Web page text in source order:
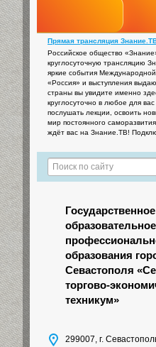
Прямая трансляция
Российское общество
круглосуточную трансляцию
яркие события
«Россия» и выступления
страны вы увидите именно
круглосуточно в любое для
послушать лекции, освоить
мир постоянного
ждёт вас на Знание.ТВ!
образования
Севастополя
торгово-
техникум»
299007, г.